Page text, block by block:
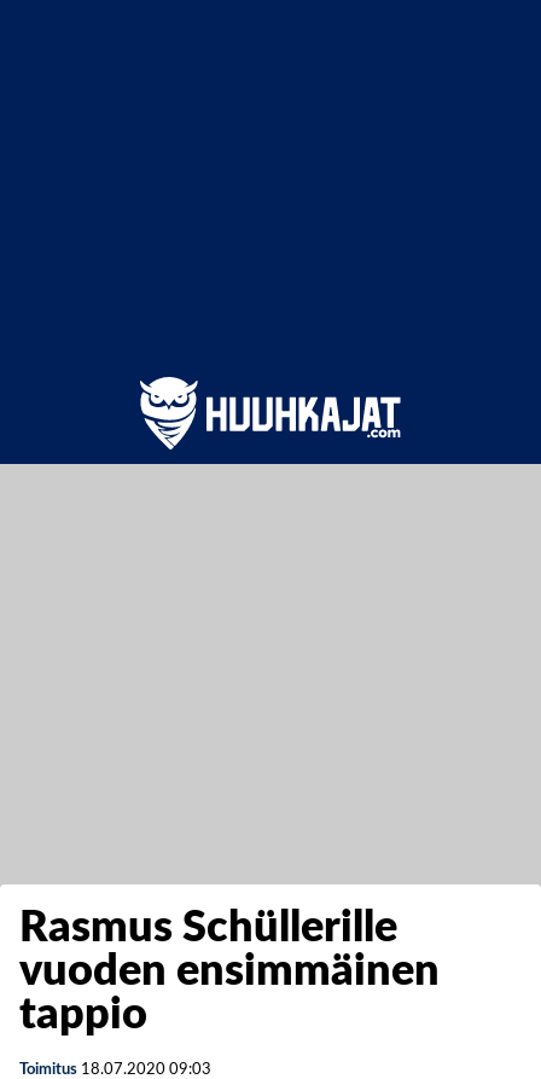
Rasmus Schüllerille
vuoden ensimmäinen
tappio
Toimitus 18.07.2020 09:03